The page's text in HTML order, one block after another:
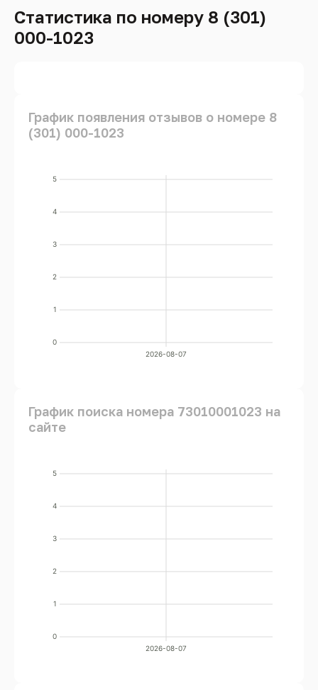
Статистика по номеру 8 (301)
000-1023
График появления отзывов о номере 8
(301) 000-1023
0
1
2
3
4
5
2026-08-07
График поиска номера 73010001023 на
сайте
0
1
2
3
4
5
2026-08-07